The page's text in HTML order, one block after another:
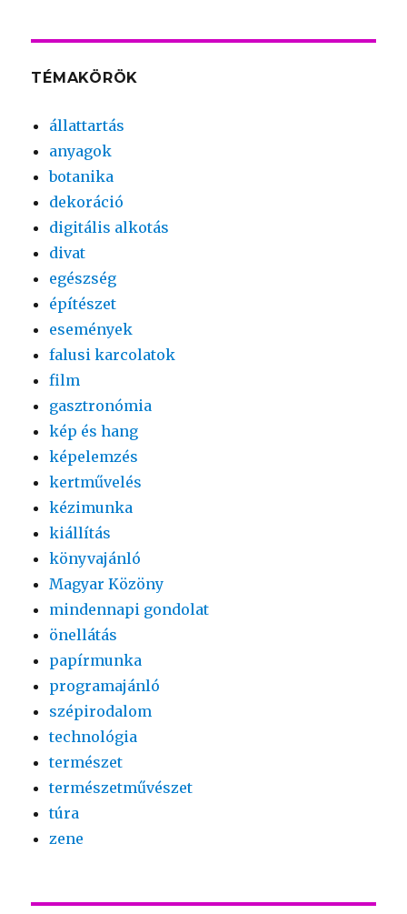
TÉMAKÖRÖK
állattartás
anyagok
botanika
dekoráció
digitális alkotás
divat
egészség
építészet
események
falusi karcolatok
film
gasztronómia
kép és hang
képelemzés
kertművelés
kézimunka
kiállítás
könyvajánló
Magyar Közöny
mindennapi gondolat
önellátás
papírmunka
programajánló
szépirodalom
technológia
természet
természetművészet
túra
zene